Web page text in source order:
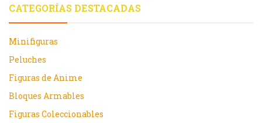
CATEGORÍAS DESTACADAS
Minifiguras
Peluches
Figuras de Anime
Bloques Armables
Figuras Coleccionables